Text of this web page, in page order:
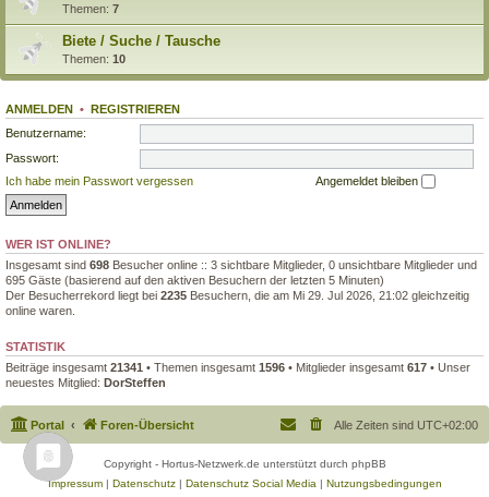
Themen: 7
Biete / Suche / Tausche
Themen: 10
ANMELDEN • REGISTRIEREN
Benutzername:
Passwort:
Ich habe mein Passwort vergessen
Angemeldet bleiben
WER IST ONLINE?
Insgesamt sind 698 Besucher online :: 3 sichtbare Mitglieder, 0 unsichtbare Mitglieder und
695 Gäste (basierend auf den aktiven Besuchern der letzten 5 Minuten)
Der Besucherrekord liegt bei 2235 Besuchern, die am Mi 29. Jul 2026, 21:02 gleichzeitig
online waren.
STATISTIK
Beiträge insgesamt 21341 • Themen insgesamt 1596 • Mitglieder insgesamt 617 • Unser
neuestes Mitglied: DorSteffen
Portal Foren-Übersicht Alle Zeiten sind UTC+02:00
Copyright - Hortus-Netzwerk.de unterstützt durch phpBB
Impressum| Datenschutz| Datenschutz Social Media | Nutzungsbedingungen